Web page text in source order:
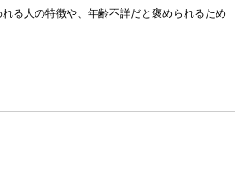
る人の特徴や、年齢不詳だと褒められるため